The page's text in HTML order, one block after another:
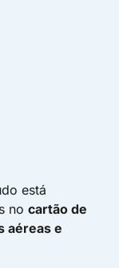
está
no cartão de
aéreas e